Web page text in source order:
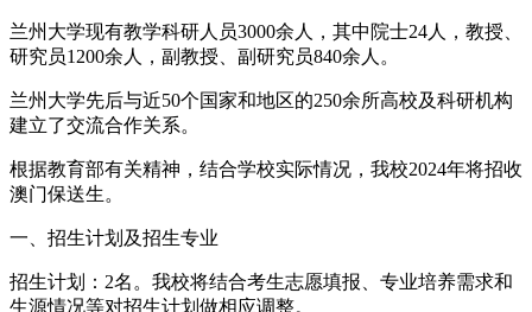
兰州大学现有教学科研人员3000余人，其中院士24人，教授、
研究员1200余人，副教授、副研究员840余人。
兰州大学先后与近50个国家和地区的250余所高校及科研机构
建立了交流合作关系。
根据教育部有关精神，结合学校实际情况，我校2024年将招收
澳门保送生。
一、招生计划及招生专业
招生计划：2名。我校将结合考生志愿填报、专业培养需求和
生源情况等对招生计划做相应调整。